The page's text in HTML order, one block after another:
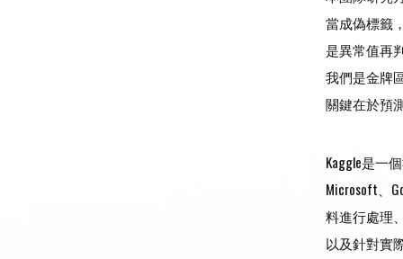
當成偽標籤
是異常值再
我們是金牌
關鍵在於預
Kaggle是一
Microsoft、
料進行處理
以及針對實